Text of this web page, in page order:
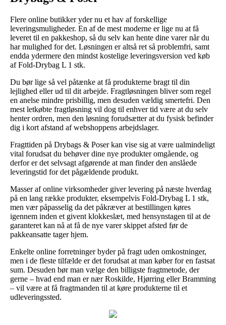
Flere online butikker yder nu et hav af forskellige
leveringsmuligheder. En af de mest moderne er lige nu at få
leveret til en pakkeshop, så du selv kan hente dine varer når du
har mulighed for det. Løsningen er altså ret så problemfri, samt
endda ydermere den mindst kostelige leveringsversion ved køb
af Fold-Drybag L 1 stk.
Du bør lige så vel påtænke at få produkterne bragt til din
lejlighed eller ud til dit arbejde. Fragtløsningen bliver som regel
en anelse mindre prisbillig, men desuden vældig smertefri. Den
mest letkøbte fragtløsning vil dog til enhver tid være at du selv
henter ordren, men den løsning forudsætter at du fysisk befinder
dig i kort afstand af webshoppens arbejdslager.
Fragttiden på Drybags & Poser kan vise sig at være ualmindeligt
vital forudsat du behøver dine nye produkter omgående, og
derfor er det selvsagt afgørende at man finder den anslåede
leveringstid for det pågældende produkt.
Masser af online virksomheder giver levering på næste hverdag
på en lang række produkter, eksempelvis Fold-Drybag L 1 stk,
men vær påpasselig da det påkræver at bestillingen køres
igennem inden et givent klokkeslæt, med hensynstagen til at de
garanteret kan nå at få de nye varer skippet afsted før de
pakkeansatte tager hjem.
Enkelte online forretninger byder på fragt uden omkostninger,
men i de fleste tilfælde er det forudsat at man køber for en fastsat
sum. Desuden bør man vælge den billigste fragtmetode, der
gerne – hvad end man er nær Roskilde, Hjørring eller Bramming
– vil være at få fragtmanden til at køre produkterne til et
udleveringssted.